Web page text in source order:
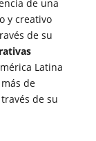
de una
y creativo
de su
Latina
de
de su